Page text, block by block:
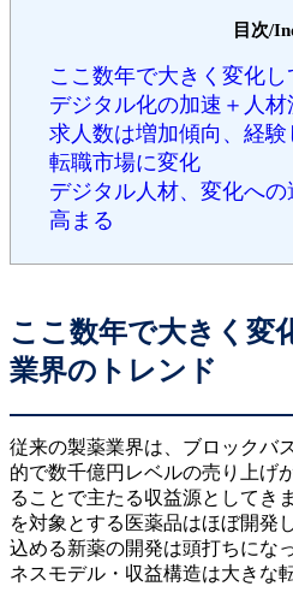
目次/
ここ数年で大きく変化
デジタル化の加速＋人材
求人数は増加傾向、経
転職市場に変化
デジタル人材、変化へ
高まる
ここ数年で大きく変
業界のトレンド
従来の製薬業界は、ブロックバ
的で数千億円レベルの売り上げ
ることで主たる収益源としてき
を対象とする医薬品はほぼ開発
込める新薬の開発は頭打ちにな
ネスモデル・収益構造は大きな